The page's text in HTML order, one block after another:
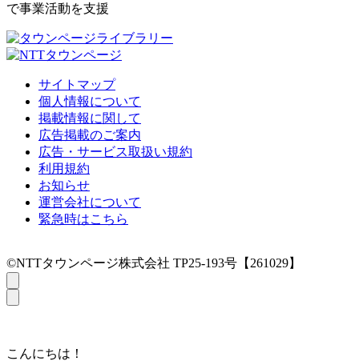
で事業活動を支援
サイトマップ
個人情報について
掲載情報に関して
広告掲載のご案内
広告・サービス取扱い規約
利用規約
お知らせ
運営会社について
緊急時はこちら
©NTTタウンページ株式会社 TP25-193号【261029】
こんにちは！